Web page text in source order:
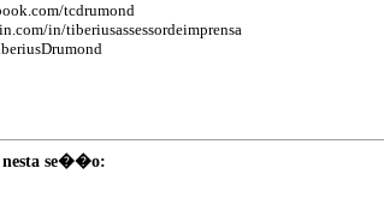
tcdrumond
in/tiberiusassessordeimprensa
se��o: